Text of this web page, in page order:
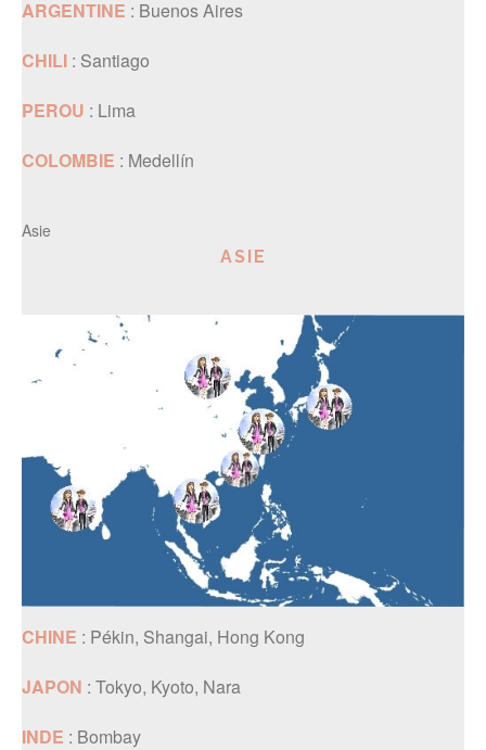
ARGENTINE : Buenos Aires
CHILI : Santiago
PEROU : Lima
COLOMBIE : Medellín
Asie
ASIE
CHINE : Pékin, Shangai, Hong Kong
JAPON : Tokyo, Kyoto, Nara
INDE : Bombay